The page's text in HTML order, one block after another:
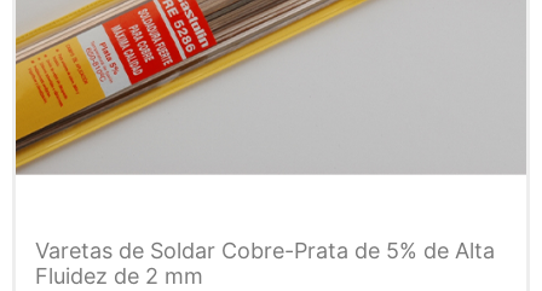
Varetas de Soldar Cobre-Prata de 5% de Alta
Fluidez de 2 mm